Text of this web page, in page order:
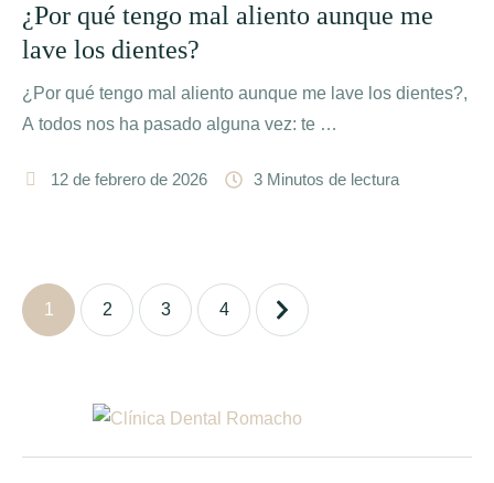
¿Por qué tengo mal aliento aunque me
lave los dientes?
¿Por qué tengo mal aliento aunque me lave los dientes?,
A todos nos ha pasado alguna vez: te …
12 de febrero de 2026 3 Minutos de lectura
1 2 3 4